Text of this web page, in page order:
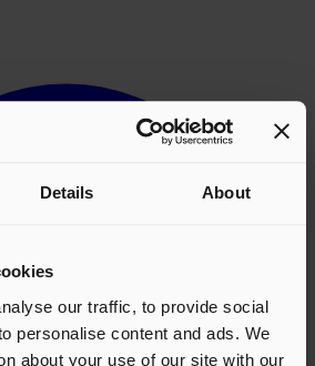
Details About
our traffic, to provide social
personalise content and ads. We
about your use of our site with our